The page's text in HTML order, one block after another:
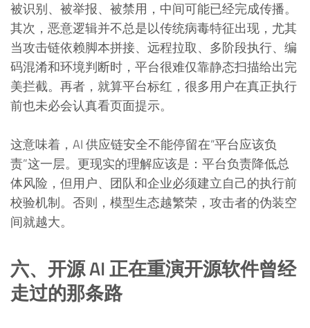
被识别、被举报、被禁用，中间可能已经完成传播。
其次，恶意逻辑并不总是以传统病毒特征出现，尤其
当攻击链依赖脚本拼接、远程拉取、多阶段执行、编
码混淆和环境判断时，平台很难仅靠静态扫描给出完
美拦截。再者，就算平台标红，很多用户在真正执行
前也未必会认真看页面提示。
这意味着，AI 供应链安全不能停留在“平台应该负
责”这一层。更现实的理解应该是：平台负责降低总
体风险，但用户、团队和企业必须建立自己的执行前
校验机制。否则，模型生态越繁荣，攻击者的伪装空
间就越大。
六、开源 AI 正在重演开源软件曾经
走过的那条路